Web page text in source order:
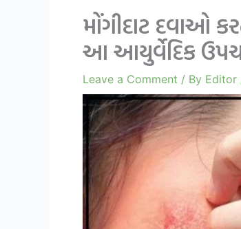
મોંગીદાટ દવાઓ
આ આયુર્વેદિક
Leave a Comment / By Editor